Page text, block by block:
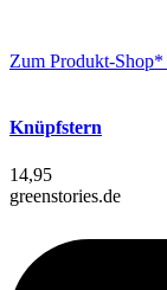
Zum Produkt-Shop*
Knüpfstern
14,95
greenstories.de